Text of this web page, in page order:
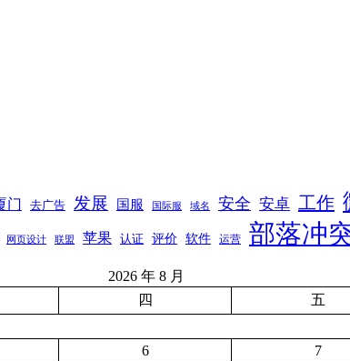
门 去广告 发展 国服 国际服 域名 安全 安卓 工作
网页设计 联盟 苹果 认证 评价 软件 运营 部落冲
2026 年 8 月
四 五
6 7